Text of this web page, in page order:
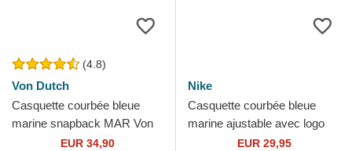
(4.8)
Von Dutch
Casquette courbée bleue
marine snapback MAR Von
EUR 34,90
Nike
Casquette courbée bleue
marine ajustable avec logo
beige Fathers Day Club
EUR 29,95